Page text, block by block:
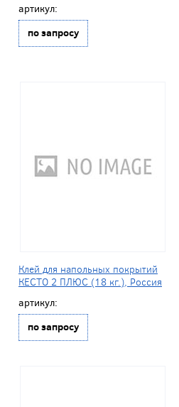
артикул:
по запросу
Клей для напольных покрытий
КЕСТО 2 ПЛЮС (18 кг.), Россия
артикул:
по запросу